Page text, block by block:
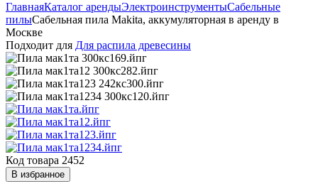
ГлавнаяКаталог арендыЭлектроинструментыСабельные
пилыСабельная пила Makita, аккумуляторная в аренду в
Москве
Подходит для Для распила древесины
Код товара 2452
В избранное